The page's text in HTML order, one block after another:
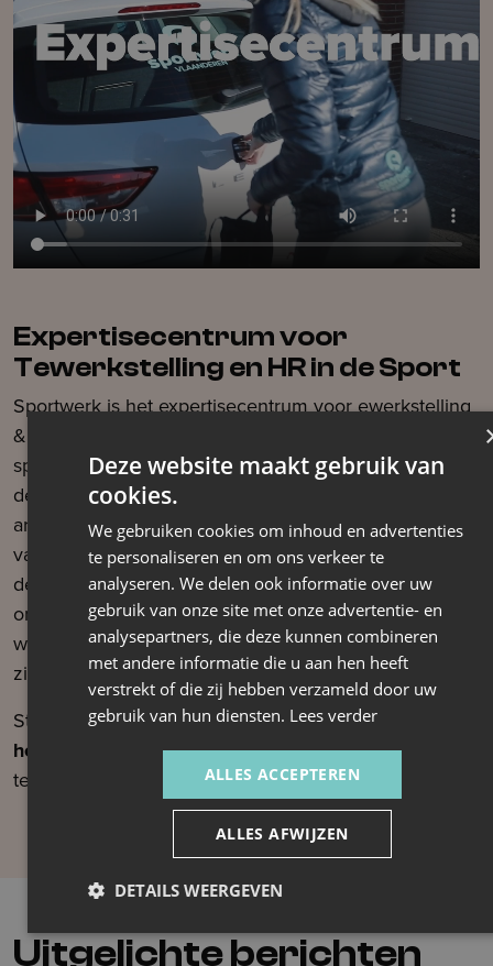
Expertisecentrum voor
Tewerkstelling en HR in de Sport
Sportwerk is het expertisecentrum voor ewerkstelling
& HR in de sport. We bieden expertise en advies aan
sportorganisaties over alles wat te maken heeft met
de omkadering van werknemers. Van
arbeidsvoorwaarden en verloning tot het ontwikkelen
van een professioneel personeelsbeleid. Wij helpen
de sportsector te versterken door een sterke en goed
ondersteunde werkomgeving te creëren. Zo zorgen
we voor een gezonde werkplek waar medewerkers
zich kunnen ontwikkelen en de sector kan groeien.
Stel je vraag rechtstreeks aan onze HR-experts
het contactformulierom sneller een gericht antwoord
te vinden voor jouw specifieke situatie.
Neem contact op
Uitgelichteberichten
Deze website maakt gebruik van
cookies.
We gebruiken cookies om inhoud en advertenties
te personaliseren en om ons verkeer te
analyseren. We delen ook informatie over uw
gebruik van onze site met onze advertentie- en
analysepartners, die deze kunnen combineren
met andere informatie die u aan hen heeft
verstrekt of die zij hebben verzameld door uw
gebruik van hun diensten. Lees verder
ALLES ACCEPTEREN
ALLES AFWIJZEN
DETAILS WEERGEVEN